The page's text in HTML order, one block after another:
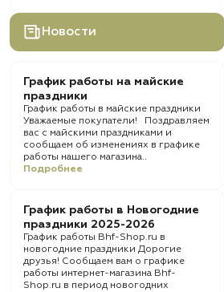
Новости
График работы на майские
праздники
График работы в майские праздники
Уважаемые покупатели! Поздравляем
вас с майскими праздниками и
сообщаем об изменениях в графике
работы нашего магазина..
Подробнее
График работы в Новогодние
праздники 2025-2026
График работы Bhf-Shop.ru в
новогодние праздники Дорогие
друзья! Сообщаем вам о графике
работы интернет-магазина Bhf-
Shop.ru в период новогодних